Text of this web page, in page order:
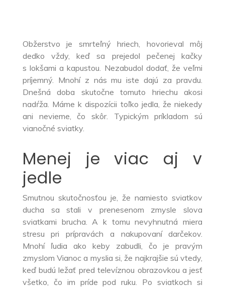
Obžerstvo je smrteľný hriech, hovorieval môj
dedko vždy, keď sa prejedol pečenej kačky
s lokšami a kapustou. Nezabudol dodať, že veľmi
príjemný. Mnohí z nás mu iste dajú za pravdu.
Dnešná doba skutočne tomuto hriechu akosi
nadŕža. Máme k dispozícii toľko jedla, že niekedy
ani nevieme, čo skôr. Typickým príkladom sú
vianočné sviatky.
Menej je viac aj v
jedle
Smutnou skutočnosťou je, že namiesto sviatkov
ducha sa stali v prenesenom zmysle slova
sviatkami brucha. A k tomu nevyhnutná miera
stresu pri prípravách a nakupovaní darčekov.
Mnohí ľudia ako keby zabudli, čo je pravým
zmyslom Vianoc a myslia si, že najkrajšie sú vtedy,
keď budú ležať pred televíznou obrazovkou a jesť
všetko, čo im príde pod ruku. Po sviatkoch si